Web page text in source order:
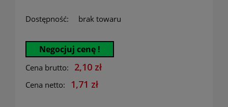
Dostępność: brak towaru
Negocjuj cenę !
Cena brutto: 2,10 zł
Cena netto: 1,71 zł